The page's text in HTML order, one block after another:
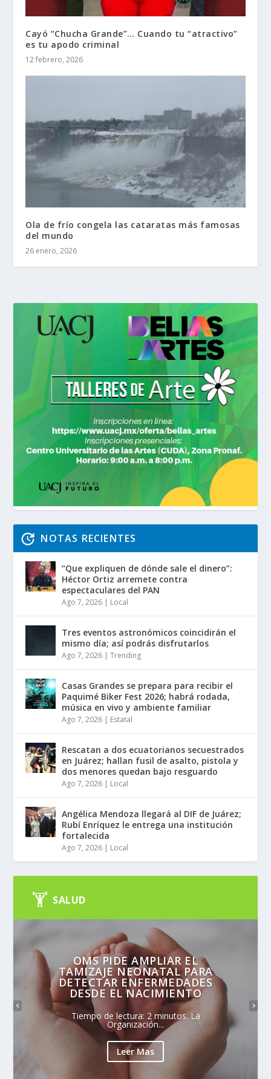
Cayó “Chucha Grande”… Cuando tu “atractivo”
es tu apodo criminal
12 febrero, 2026
Ola de frío congela las cataratas más famosas
del mundo
26 enero, 2026
NOTAS RECIENTES
“Que expliquen de dónde sale el dinero”:
Héctor Ortiz arremete contra
espectaculares del PAN
Ago 7, 2026 | Local
Tres eventos astronómicos coincidirán el
mismo día; así podrás disfrutarlos
Ago 7, 2026 |Trending
Casas Grandes se prepara para recibir el
Paquimé Biker Fest 2026; habrá rodada,
música en vivo y ambiente familiar
Ago 7, 2026 | Estatal
Rescatan a dos ecuatorianos secuestrados
en Juárez; hallan fusil de asalto, pistola y
dos menores quedan bajo resguardo
Ago 7, 2026 | Local
Angélica Mendoza llegará al DIF de Juárez;
Rubí Enríquez le entrega una institución
fortalecida
Ago 7, 2026 | Local
SALUD
OMS PIDE AMPLIAR EL
TAMIZAJE NEONATAL PARA
DETECTAR ENFERMEDADES
DESDE EL NACIMIENTO
Tiempo de lectura: 2 minutos. La
Organización...
Leer Mas